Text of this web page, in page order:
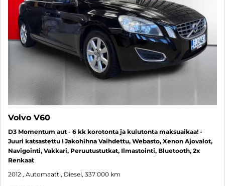
Volvo V60
D3 Momentum aut - 6 kk korotonta ja kulutonta maksuaikaa! -
Juuri katsastettu ! Jakohihna Vaihdettu, Webasto, Xenon Ajovalot,
Navigointi, Vakkari, Peruutustutkat, Ilmastointi, Bluetooth, 2x
Renkaat
2012 , Automaatti, Diesel, 337 000 km